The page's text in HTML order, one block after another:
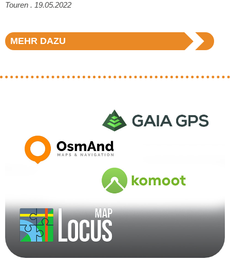
Touren . 19.05.2022
MEHR DAZU